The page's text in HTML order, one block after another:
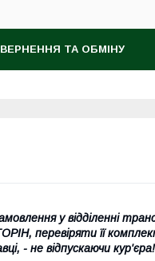
ТА ОБМІНУ
у відділенні
перевіряти її
- не відпускаючи